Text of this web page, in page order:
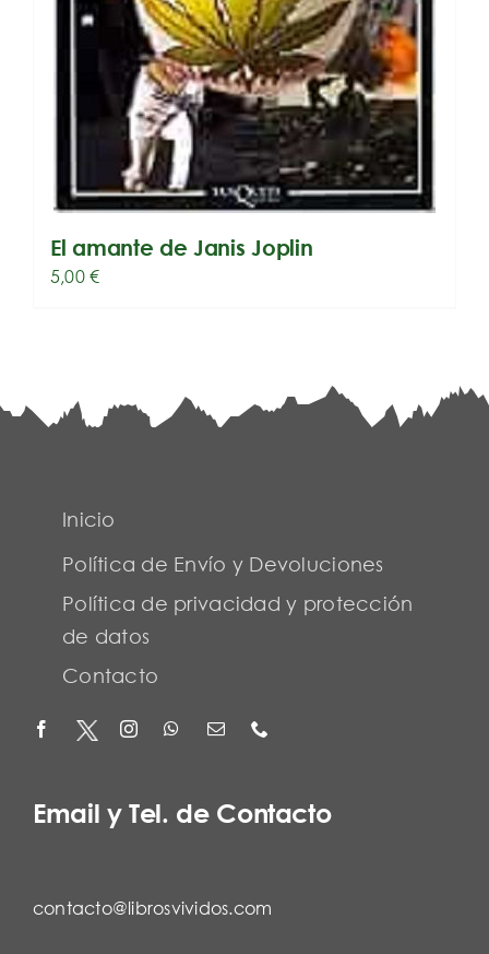
El amante de Janis Joplin
5,00€
Inicio
Política de Envío y Devoluciones
Política de privacidad y protección
de datos
Contacto
Email y Tel. de Contacto
contacto@librosvividos.com